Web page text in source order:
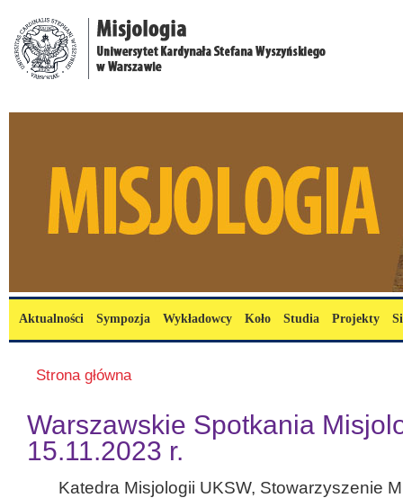
Menu główne
Aktualności Sympozja Wykładowcy Koło Studia Projekty
Jesteś tutaj
Strona główna
Warszawskie Spotkania
15.11.2023 r.
Katedra Misjologii UKSW, Stowarzyszenie